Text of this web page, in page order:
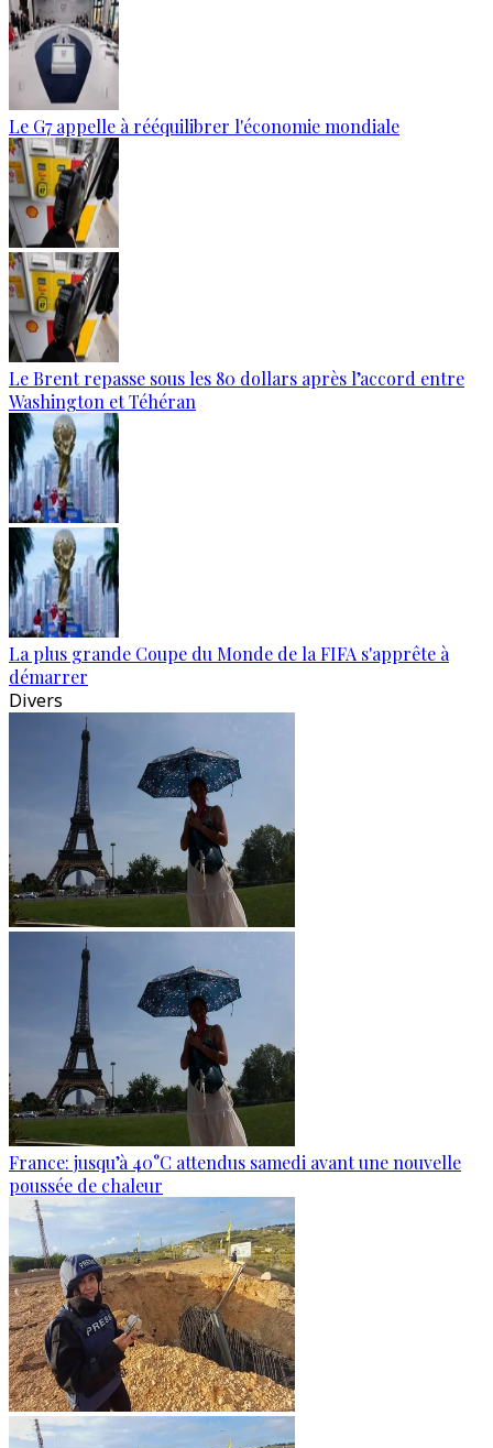
Le G7 appelle à rééquilibrer l'économie mondiale
Le Brent repasse sous les 80 dollars après l’accord entre
Washington et Téhéran
La plus grande Coupe du Monde de la FIFA s'apprête à
démarrer
Divers
France: jusqu’à 40°C attendus samedi avant une nouvelle
poussée de chaleur